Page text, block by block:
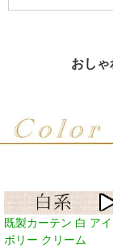
おし
既製カーテン 白 アイ
ボリー クリーム